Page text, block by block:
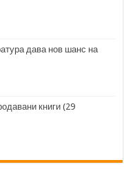
дава нов шанс на
книги (29